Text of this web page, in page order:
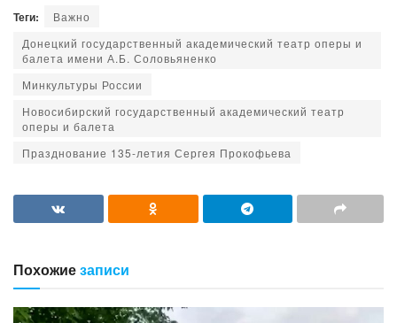
Теги:
Важно
Донецкий государственный академический театр оперы и
балета имени А.Б. Соловьяненко
Минкультуры России
Новосибирский государственный академический театр
оперы и балета
Празднование 135-летия Сергея Прокофьева
Похожиезаписи